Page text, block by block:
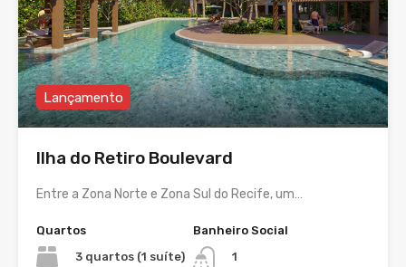
Lançamento
Ilha do Retiro Boulevard
Entre a Zona Norte e Zona Sul do Recife, um…
Quartos
3 quartos (1 suíte)
Banheiro Social
1